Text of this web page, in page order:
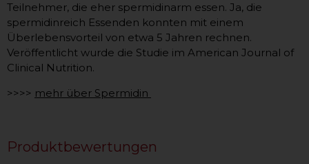
Teilnehmer, die eher spermidinarm essen. Ja, die
spermidinreich Essenden konnten mit einem
Überlebensvorteil von etwa 5 Jahren rechnen.
Veröffentlicht wurde die Studie im American Journal of
Clinical Nutrition.
>>>> mehr über Spermidin
Produktbewertungen